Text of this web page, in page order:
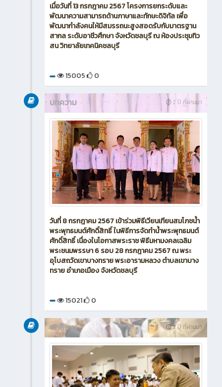
เมื่อวันที่ 13 กรกฎาคม 2567 โครงการยกระดับและ
พัฒนาความสามารถด้านภาษาและทักษะดิจิทัล เพื่อ
พัฒนากำลังคนให้มีสมรรถนะสูงสอดรับกับมาตรฐาน
สากล ระดับอาชีวศึกษา จังหวัดชลบุรี ณ ห้องประชุมทิว
สน วิทยาลัยเทคนิคชลบุรี
15005 0
2 ปี ที่ผ่านมา
บทความ
วันที่ 8 กรกฎาคม 2567 เข้าร่วมพิธีเวียนเทียนสมโภชน้ำ
พระพุทธมนต์ศักดิ์สิทธิ์ ในพิธีการจัดทำน้ำพระพุทธมนต์
ศักดิ์สิทธิ์ เนื่องในโอกาสพระราช พิธีมหามงคลเฉลิม
พระชนมพรรษา 6 รอบ 28 กรกฎาคม 2567 ณ พระ
อุโบสถวัดเขาบางทราย พระอารามหลวง ตำบลเขาบาง
ทราย อำเภอเมือง จังหวัดชลบุรี
15021 0
2 ปี ที่ผ่านมา
บทความ